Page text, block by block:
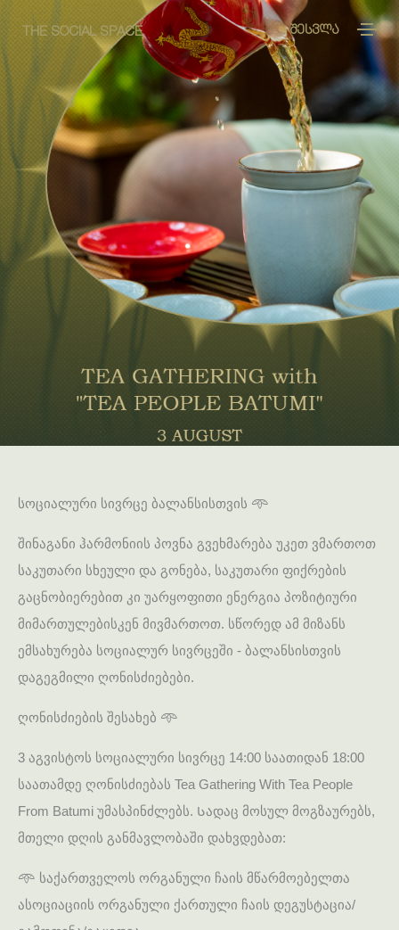
THE SOCIAL SPACE ᲨᲔᲡᲕᲚᲐ
სოციალური სივრცე ბალანსისთვის 𖥸
შინაგანი ჰარმონიის პოვნა გვეხმარება უკეთ ვმართოთ
საკუთარი სხეული და გონება, საკუთარი ფიქრების
გაცნობიერებით კი უარყოფითი ენერგია პოზიტიური
მიმართულებისკენ მივმართოთ. სწორედ ამ მიზანს
ემსახურება სოციალურ სივრცეში - ბალანსისთვის
დაგეგმილი ღონისძიებები.
ღონისძიების შესახებ 𖥸
3 აგვისტოს სოციალური სივრცე 14:00 საათიდან 18:00
საათამდე ღონისძიებას Tea Gathering With Tea People
From Batumi უმასპინძლებს. Სადაც მოსულ მოგზაურებს,
მთელი დღის განმავლობაში დახვდებათ:
𖥸 საქართველოს ორგანული ჩაის მწარმოებელთა
ასოციაციის ორგანული ქართული ჩაის დეგუსტაცია/